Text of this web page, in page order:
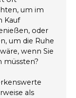
um im
Kauf
oder
um die Ruhe
wenn Sie
müssten?
als